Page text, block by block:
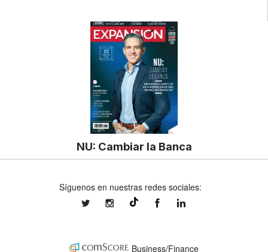
NU: Cambiar la Banca
Síguenos en nuestras redes sociales:
expansionmxexpansionmx ExpansionMex
Business/Finance